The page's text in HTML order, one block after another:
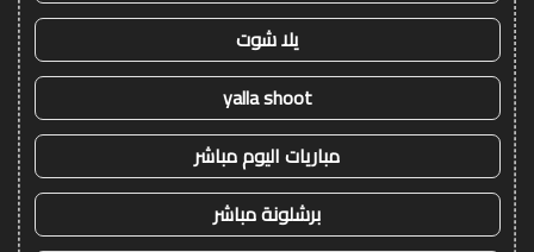
يلا شوت
yalla shoot
مباريات اليوم مباشر
برشلونة مباشر